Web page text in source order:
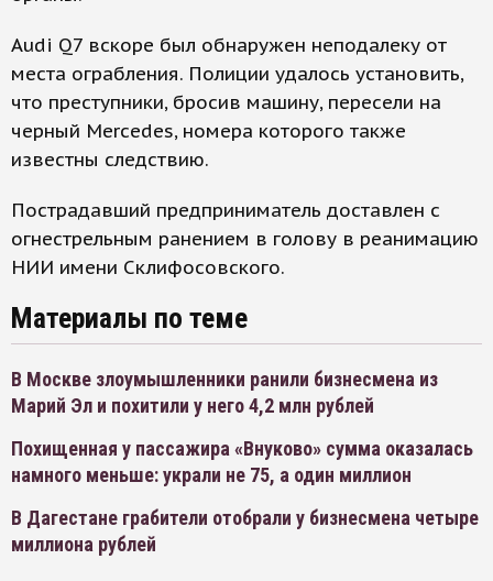
Audi Q7 вскоре был обнаружен неподалеку от
места ограбления. Полиции удалось установить,
что преступники, бросив машину, пересели на
черный Mercedes, номера которого также
известны следствию.
Пострадавший предприниматель доставлен с
огнестрельным ранением в голову в реанимацию
НИИ имени Склифосовского.
Материалы по теме
В Москве злоумышленники ранили бизнесмена из
Марий Эл и похитили у него 4,2 млн рублей
Похищенная у пассажира «Внуково» сумма оказалась
намного меньше: украли не 75, а один миллион
В Дагестане грабители отобрали у бизнесмена четыре
миллиона рублей